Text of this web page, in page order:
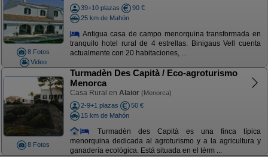
8 Fotos
Video
39+10 plazas
90 €
25 km de Mahón
Antigua casa de campo menorquina transformada en
tranquilo hotel rural de 4 estrellas. Binigaus Vell cuenta
actualmente con 20 habitaciones, ...
8 Fotos
Turmadèn Des Capità / Eco-agroturismo
Menorca
Casa Rural en Alaior (Menorca)
2-9+1 plazas
50 €
15 km de Mahón
Turmadèn des Capità es una finca típica
menorquina dedicada al agroturismo y a la agricultura y
ganadería ecológica. Está situada en el térm ...